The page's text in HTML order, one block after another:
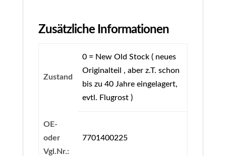
Zusätzliche Informationen
Zustand
0 = New Old Stock ( neues
Originalteil , aber z.T. schon
bis zu 40 Jahre eingelagert,
evtl. Flugrost )
OE-
oder
Vgl.Nr.:
7701400225